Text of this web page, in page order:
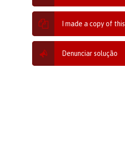
I made a copy of this
Denunciar solução